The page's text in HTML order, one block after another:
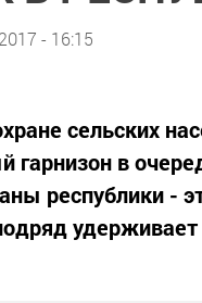
- 16:15
сельских
гарнизон в
республики -